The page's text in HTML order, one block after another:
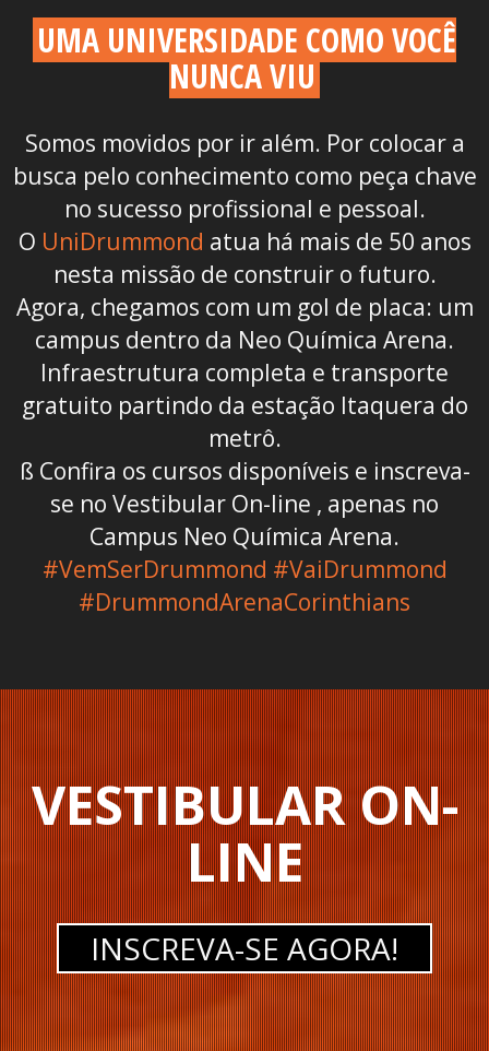
UMA UNIVERSIDADE COMO VOCÊ
NUNCA VIU
Somos movidos por ir além. Por colocar a
busca pelo conhecimento como peça chave
no sucesso profissional e pessoal.
O UniDrummond atua há mais de 50 anos
nesta missão de construir o futuro.
Agora, chegamos com um gol de placa: um
campus dentro da Neo Química Arena.
Infraestrutura completa e transporte
gratuito partindo da estação Itaquera do
metrô.
ß Confira os cursos disponíveis e inscreva-
se no Vestibular On-line , apenas no
Campus Neo Química Arena.
#VemSerDrummond #VaiDrummond
#DrummondArenaCorinthians
VESTIBULAR ON-
LINE
INSCREVA-SE AGORA!